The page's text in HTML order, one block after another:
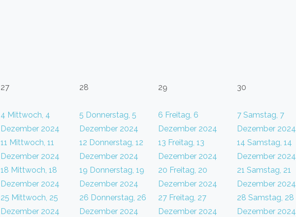
27 28 29 30
4 Mittwoch, 4
Dezember 2024
5 Donnerstag, 5
Dezember 2024
6 Freitag, 6
Dezember 2024
7 Samstag, 7
Dezember 2024
11 Mittwoch, 11
Dezember 2024
12 Donnerstag, 12
Dezember 2024
13 Freitag, 13
Dezember 2024
14 Samstag, 14
Dezember 2024
18 Mittwoch, 18
Dezember 2024
19 Donnerstag, 19
Dezember 2024
20 Freitag, 20
Dezember 2024
21 Samstag, 21
Dezember 2024
25 Mittwoch, 25
Dezember 2024
26 Donnerstag, 26
Dezember 2024
27 Freitag, 27
Dezember 2024
28 Samstag, 28
Dezember 2024